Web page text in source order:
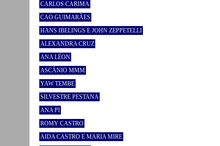
CARLOS CARIMA
CAO GUIMARÃES
HANS IBELINGS E JOHN ZEPPETELLI
ALEXANDRA CRUZ
ANA LÉON
ASCÂNIO MMM
YAW TEMBE
SILVESTRE PESTANA
ANA PI
ROMY CASTRO
AIDA CASTRO E MARIA MIRE